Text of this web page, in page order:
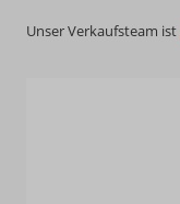
Unser Verkaufsteam ist